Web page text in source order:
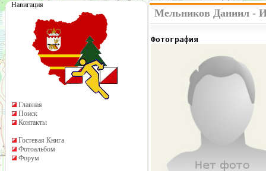
Навигация
Главная
Поиск
Контакты
Гостевая Книга
Фотоальбом
Форум
Мельников Даниил -
Фотография